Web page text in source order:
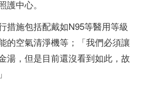
護中心。
措施包括配戴如N95等醫用等級
的空氣清淨機等；「我們必須讓
湯，但是目前還沒看到如此，故